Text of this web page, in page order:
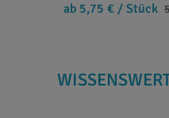
ab 5,75 € / Stück